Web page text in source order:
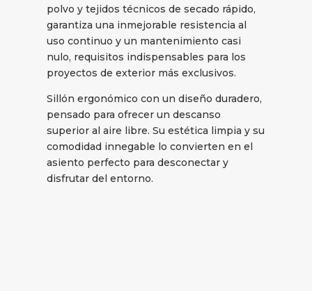
polvo y tejidos técnicos de secado rápido,
garantiza una inmejorable resistencia al
uso continuo y un mantenimiento casi
nulo, requisitos indispensables para los
proyectos de exterior más exclusivos.
Sillón ergonómico con un diseño duradero,
pensado para ofrecer un descanso
superior al aire libre. Su estética limpia y su
comodidad innegable lo convierten en el
asiento perfecto para desconectar y
disfrutar del entorno.